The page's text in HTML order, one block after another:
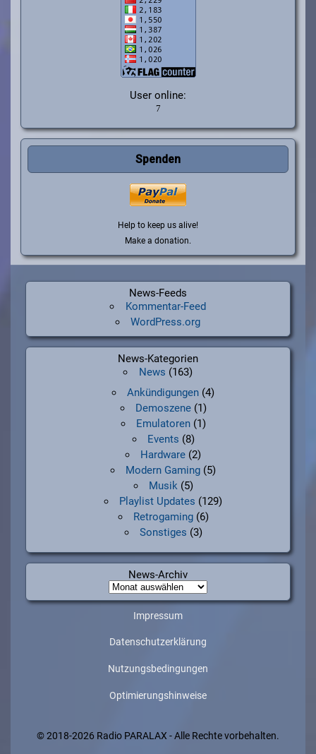
User online:
Spenden
Help to keep us alive!
Make a donation.
News-Feeds
Kommentar-Feed
WordPress.org
News-Kategorien
News (163)
Ankündigungen (4)
Demoszene(1)
Emulatoren(1)
Events (8)
Hardware (2)
Modern Gaming (5)
Musik(5)
Playlist Updates (129)
Retrogaming(6)
Sonstiges (3)
News-Archiv
News-
Archiv
Impressum
Datenschutzerklärung
Nutzungsbedingungen
Optimierungshinweise
© 2018-2026 Radio PARALAX - Alle Rechte vorbehalten.